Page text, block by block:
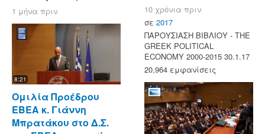
1 μήνα πριν
8:21
Ομιλία Προέδρου
ΕΒΕΑ κ. Γιάννη
Μπρατάκου στο Δ.Σ.
10 χρόνια πριν
σε 2017
ΠΑΡΟΥΣΙΑΣΗ ΒΙΒΛΙΟΥ - ΤΗΕ
GREEK POLITICAL
ECONOMY 2000-2015 30.1.17
20,964 εμφανίσεις